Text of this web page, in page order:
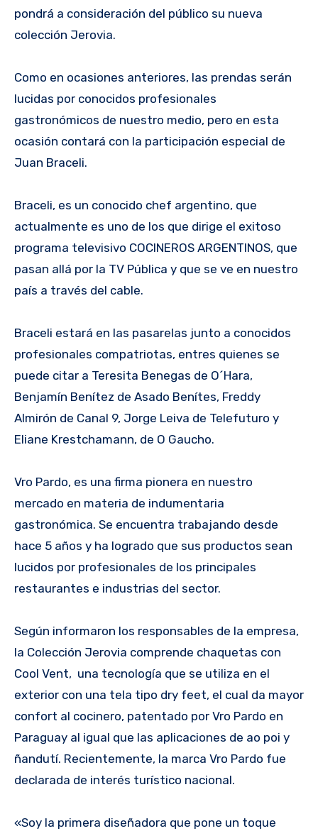
pondrá a consideración del público su nueva
colección Jerovia.
Como en ocasiones anteriores, las prendas serán
lucidas por conocidos profesionales
gastronómicos de nuestro medio, pero en esta
ocasión contará con la participación especial de
Juan Braceli.
Braceli, es un conocido chef argentino, que
actualmente es uno de los que dirige el exitoso
programa televisivo COCINEROS ARGENTINOS, que
pasan allá por la TV Pública y que se ve en nuestro
país a través del cable.
Braceli estará en las pasarelas junto a conocidos
profesionales compatriotas, entres quienes se
puede citar a Teresita Benegas de O´Hara,
Benjamín Benítez de Asado Benítes, Freddy
Almirón de Canal 9, Jorge Leiva de Telefuturo y
Eliane Krestchamann, de O Gaucho.
Vro Pardo, es una firma pionera en nuestro
mercado en materia de indumentaria
gastronómica. Se encuentra trabajando desde
hace 5 años y ha logrado que sus productos sean
lucidos por profesionales de los principales
restaurantes e industrias del sector.
Según informaron los responsables de la empresa,
la Colección Jerovia comprende chaquetas con
Cool Vent, una tecnología que se utiliza en el
exterior con una tela tipo dry feet, el cual da mayor
confort al cocinero, patentado por Vro Pardo en
Paraguay al igual que las aplicaciones de ao poi y
ñandutí. Recientemente, la marca Vro Pardo fue
declarada de interés turístico nacional.
«Soy la primera diseñadora que pone un toque